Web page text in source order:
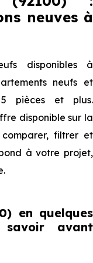
neuves à
disponibles à
neufs et
pièces et plus.
disponible sur la
filtrer et
à votre projet,
en quelques
avant